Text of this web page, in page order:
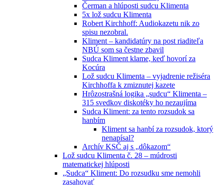
Čerman a hlúposti sudcu Klimenta
5x lož sudcu Klimenta
Robert Kirchhoff: Audiokazetu nik zo
spisu nezobral.
Kliment – kandidatúry na post riaditeľa
NBÚ som sa čestne zbavil
Sudca Kliment klame, keď hovorí za
Kocúra
Lož sudcu Klimenta – vyjadrenie režiséra
Kirchhoffa k zmiznutej kazete
Hrôzostrašná logika „sudcu“ Klimenta –
315 svedkov diskotéky ho nezaujíma
Sudca Kliment: za tento rozsudok sa
hanbím
Kliment sa hanbí za rozsudok, ktorý
nenapísal?
Archív KSČ aj s „dôkazom“
Lož sudcu Klimenta č. 28 – múdrosti
matematickej hlúposti
„Sudca“ Kliment: Do rozsudku sme nemohli
zasahovať